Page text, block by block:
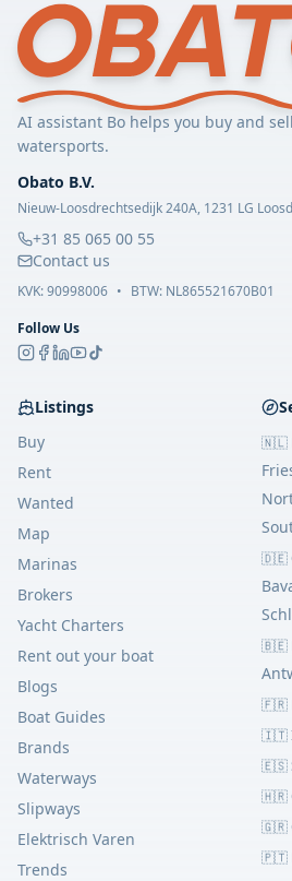
AI assistant Bo helps you buy and sell
watersports.
Obato B.V.
Nieuw-Loosdrechtsedijk 240A, 1231 LG
+31 85 065 00 55
Contact us
KVK:90998006 • BTW: NL865521670B01
Follow Us
Listings
Buy
Rent
Wanted
Map
Marinas
Brokers
Yacht Charters
Rent out your boat
Blogs
Boat Guides
Brands
Waterways
Slipways
Elektrisch Varen
Trends
🇳🇱
🇩🇪
🇧🇪
🇫🇷
🇮🇹
🇪🇸
🇭🇷
🇬🇷
🇵🇹